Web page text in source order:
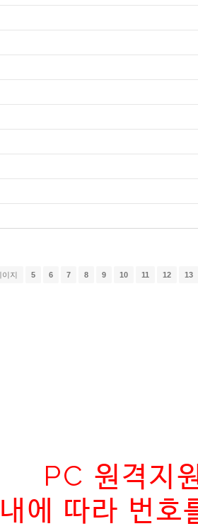
이지 5 6 7 8 9 10 11 12 13
PC 원격지
에 따라 번호